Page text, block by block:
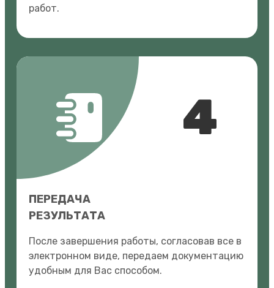
работ.
4
ПЕРЕДАЧА
РЕЗУЛЬТАТА
После завершения работы, согласовав все в
электронном виде, передаем документацию
удобным для Вас способом.